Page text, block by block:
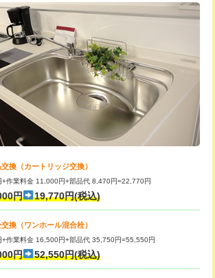
ンド止め) 3,300円
持金具設置) 5,500円
温材使用（バンド止
5,500円
の掘削・埋め戻し作
11,000円
管（VP・HI）使
ビ管（VP・HI）使
)
イニング鋼管・銅
管使用/3ｍまで)
44,000円
用/3m超え +3,300円
33,000円
8,800円
防水処理・清掃・修
加工など（軽作業）
11,000円
防水処理・清掃・修
加工など（中作業）
22,000円
防水処理・清掃・修
加工など（重作業）
33,000円
換（カートリッジ交換）
+作業料金 11,000円+部品代 8,470円=22,770円
円 19,770円(税込)
換（ワンホール混合栓）
+作業料金 16,500円+部品代 35,750円=55,550円
円 52,550円(税込)